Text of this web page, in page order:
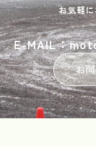
お気軽
E-MAIL：
お